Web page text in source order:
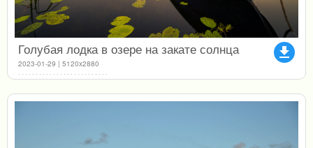
file_download
Голубая лодка в озере на закате солнца
2023-01-29 | 5120x2880